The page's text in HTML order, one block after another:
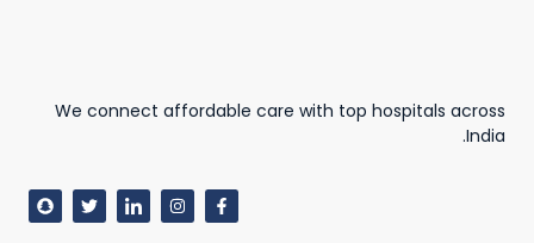
We connect affordable care with top hospitals across
India.